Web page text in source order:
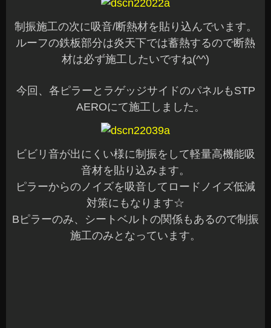
制振施工の次に吸音/断熱材を貼り込んでいます。
ルーフの鉄板部分は炎天下では蓄熱するので断熱
材は必ず施工したいですね(^^)
今回、各ピラーとラゲッジサイドのパネルもSTP
AEROにて施工しました。
ビビリ音が出にくい様に制振をして軽量高機能吸
音材を貼り込みます。
ピラーからのノイズを吸音してロードノイズ低減
対策にもなります☆
Bピラーのみ、シートベルトの関係もあるので制振
施工のみとなっています。